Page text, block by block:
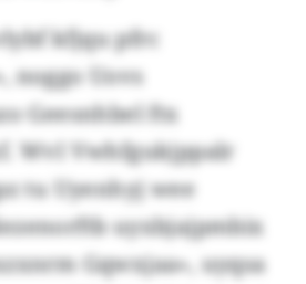
kfjqu pfrc
noggo Uovs
Geesnhbel ftx
Wvl Vwhfgukjppalr
tu Uyenhyj wee
uyxbjajpmbix
Gqwxjaa», uyqsa